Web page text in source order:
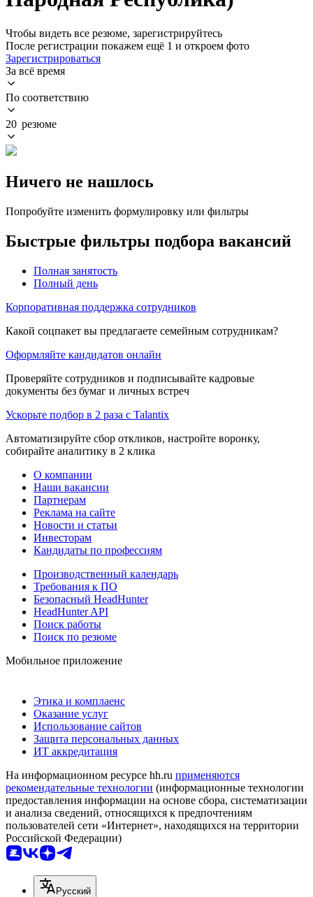
Чтобы видеть все резюме, зарегистрируйтесь
После регистрации покажем ещё 1 и откроем фото
Зарегистрироваться
За всё время
По соответствию
20 резюме
Ничего не нашлось
Попробуйте изменить формулировку или фильтры
Быстрые фильтры подбора вакансий
Полная занятость
Полный день
Корпоративная поддержка сотрудников
Какой соцпакет вы предлагаете семейным сотрудникам?
Оформляйте кандидатов онлайн
Проверяйте сотрудников и подписывайте кадровые
документы без бумаг и личных встреч
Ускорьте подбор в 2 раза с Talantix
Автоматизируйте сбор откликов, настройте воронку,
собирайте аналитику в 2 клика
О компании
Наши вакансии
Партнерам
Реклама на сайте
Новости и статьи
Инвесторам
Кандидаты по профессиям
Производственный календарь
Требования к ПО
Безопасный HeadHunter
HeadHunter API
Поиск работы
Поиск по резюме
Мобильное приложение
Этика и комплаенс
Оказание услуг
Использование сайтов
Защита персональных данных
ИТ аккредитация
На информационном ресурсе hh.ru применяются
рекомендательные технологии (информационные технологии
предоставления информации на основе сбора, систематизации
и анализа сведений, относящихся к предпочтениям
пользователей сети «Интернет», находящихся на территории
Российской Федерации)
Русский